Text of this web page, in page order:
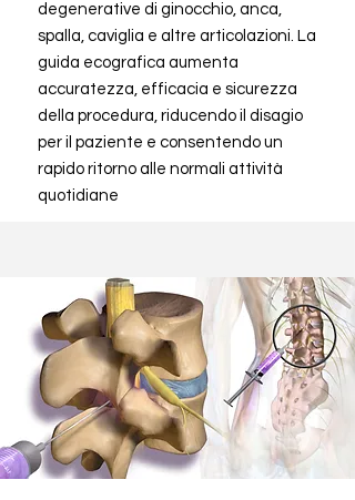
degenerative di ginocchio, anca,
spalla, caviglia e altre articolazioni. La
guida ecografica aumenta
accuratezza, efficacia e sicurezza
della procedura, riducendo il disagio
per il paziente e consentendo un
rapido ritorno alle normali attività
quotidiane